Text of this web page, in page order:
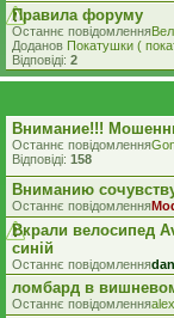
Правила форуму
Останнє повідомлення
Доданов Покатушки (
Відповіді: 2
Внимание!!!
Останнє повідомлення
Відповіді: 158
Вниманию
Останнє повідомлення
Вкрали велосипед
синій
Останнє повідомлення
ломбард в
Останнє повідомлення